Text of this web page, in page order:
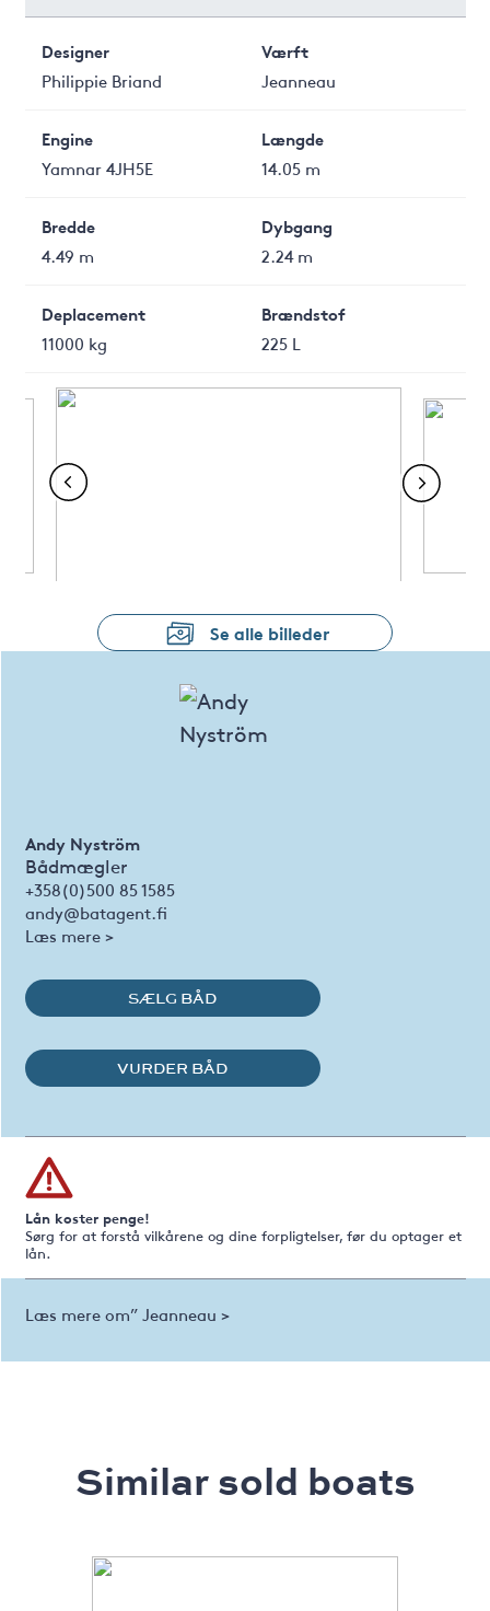
Designer
Philippie Briand
Værft
Jeanneau
Engine
Yamnar 4JH5E
Længde
14.05 m
Bredde
4.49 m
Dybgang
2.24 m
Deplacement
11000 kg
Brændstof
225 L
Se alle billeder
Andy Nyström
Bådmægler
+358(0)500 85 1585
andy@batagent.fi
Læs mere >
SÆLG BÅD
VURDER BÅD
Lån koster penge!
Sørg for at forstå vilkårene og dine forpligtelser, før du optager et
lån.
Læs mere om” Jeanneau >
Similar sold boats